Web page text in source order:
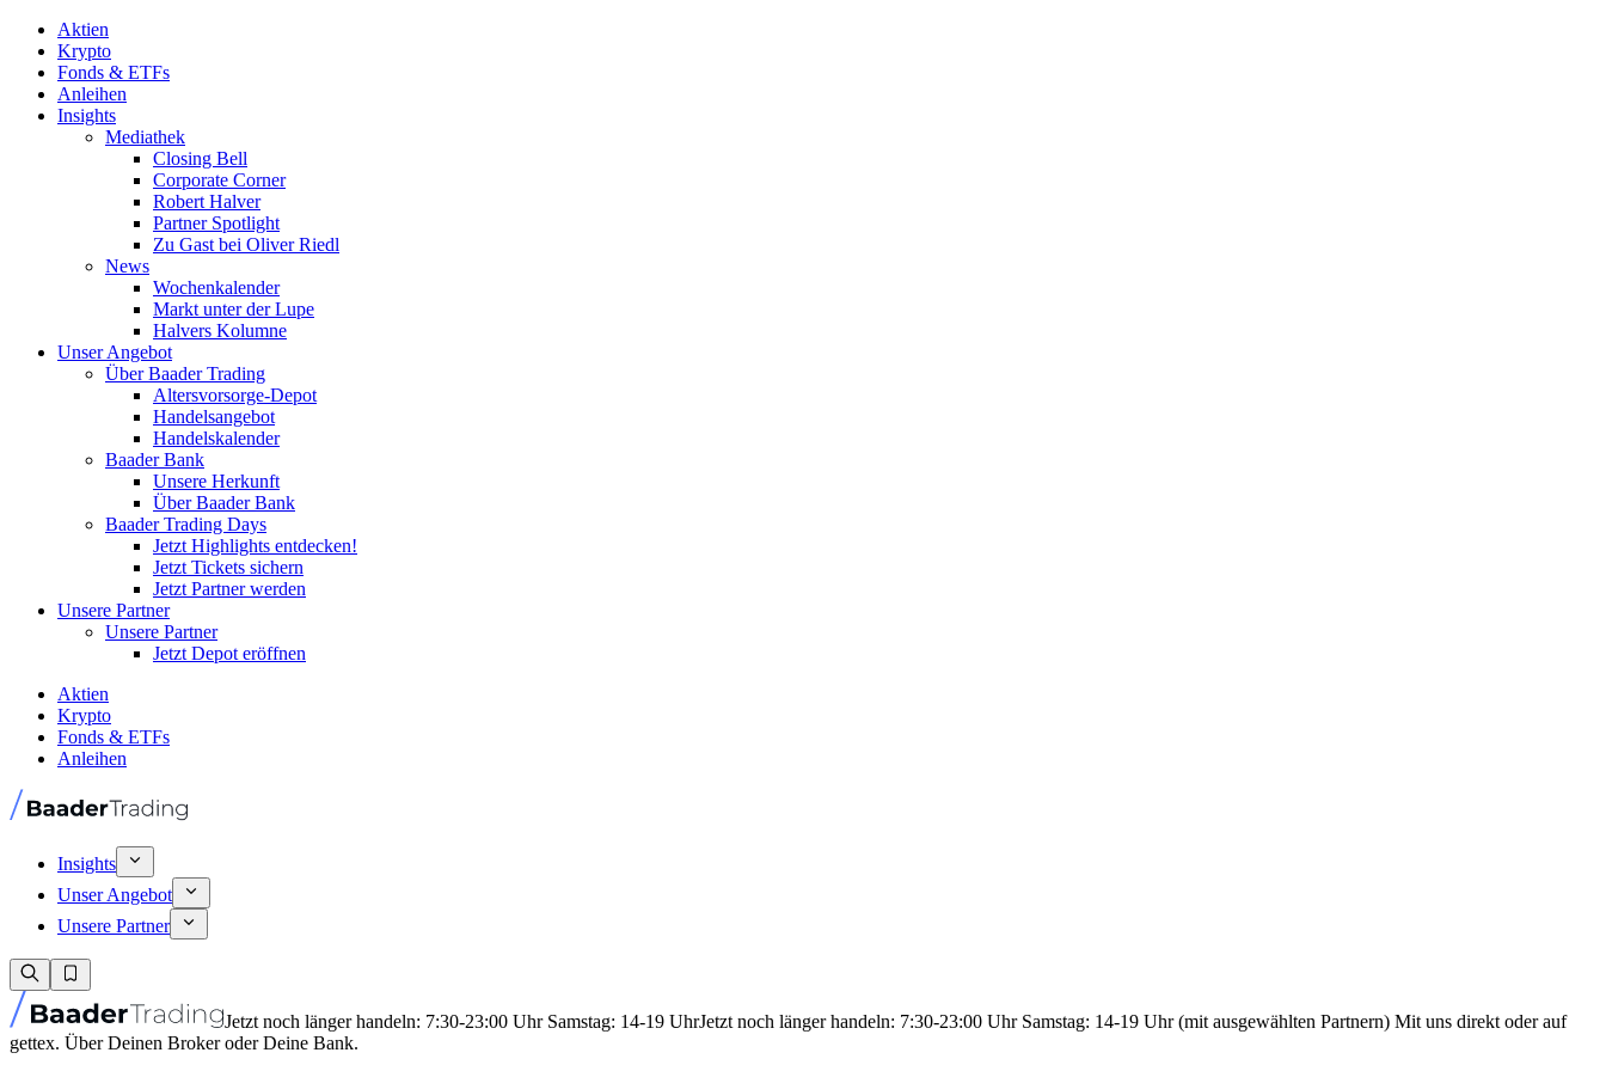
Aktien
Krypto
Fonds & ETFs
Anleihen
Insights
Mediathek
Closing Bell
Corporate Corner
Robert Halver
Partner Spotlight
Zu Gast bei Oliver Riedl
News
Wochenkalender
Markt unter der Lupe
Halvers Kolumne
Unser Angebot
Über Baader Trading
Altersvorsorge-Depot
Handelsangebot
Handelskalender
Baader Bank
Unsere Herkunft
Über Baader Bank
Baader Trading Days
Jetzt Highlights entdecken!
Jetzt Tickets sichern
Jetzt Partner werden
Unsere Partner
Unsere Partner
Jetzt Depot eröffnen
Aktien
Krypto
Fonds & ETFs
Anleihen
Insights
Unser Angebot
Unsere Partner
Jetzt noch länger handeln: 7:30-23:00 Uhr Samstag: 14-19 UhrJetzt noch länger handeln: 7:30-23:00 Uhr Samstag: 14-19 Uhr (mit ausgewählten Partnern) Mit uns direkt oder auf
gettex. Über Deinen Broker oder Deine Bank.